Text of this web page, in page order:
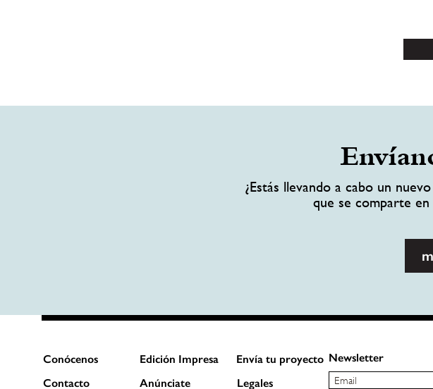
¿Estás llevando a cabo un
que se comparte
Conócenos Edición Impresa
Envía tu proyecto
Contacto
Anúnciate Legales
Newsletter